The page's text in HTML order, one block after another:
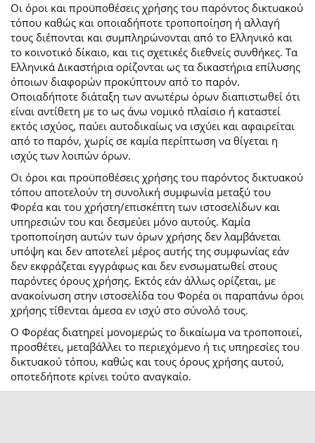
Οι όροι και προϋποθέσεις χρήσης του παρόντος δικτυακού
τόπου καθώς και οποιαδήποτε τροποποίηση ή αλλαγή
τους διέπονται και συμπληρώνονται από το Ελληνικό και
το κοινοτικό δίκαιο, και τις σχετικές διεθνείς συνθήκες. Τα
Ελληνικά Δικαστήρια ορίζονται ως τα δικαστήρια επίλυσης
όποιων διαφορών προκύπτουν από το παρόν.
Οποιαδήποτε διάταξη των ανωτέρω όρων διαπιστωθεί ότι
είναι αντίθετη με το ως άνω νομικό πλαίσιο ή καταστεί
εκτός ισχύος, παύει αυτοδικαίως να ισχύει και αφαιρείται
από το παρόν, χωρίς σε καμία περίπτωση να θίγεται η
ισχύς των λοιπών όρων.
Οι όροι και προϋποθέσεις χρήσης του παρόντος δικτυακού
τόπου αποτελούν τη συνολική συμφωνία μεταξύ του
Φορέα και του χρήστη/επισκέπτη των ιστοσελίδων και
υπηρεσιών του και δεσμεύει μόνο αυτούς. Καμία
τροποποίηση αυτών των όρων χρήσης δεν λαμβάνεται
υπόψη και δεν αποτελεί μέρος αυτής της συμφωνίας εάν
δεν εκφράζεται εγγράφως και δεν ενσωματωθεί στους
παρόντες όρους χρήσης. Εκτός εάν άλλως ορίζεται, με
ανακοίνωση στην ιστοσελίδα του Φορέα οι παραπάνω όροι
χρήσης τίθενται άμεσα εν ισχύ στο σύνολό τους.
Ο Φορέας διατηρεί μονομερώς το δικαίωμα να τροποποιεί,
προσθέτει, μεταβάλλει το περιεχόμενο ή τις υπηρεσίες του
δικτυακού τόπου, καθώς και τους όρους χρήσης αυτού,
οποτεδήποτε κρίνει τούτο αναγκαίο.